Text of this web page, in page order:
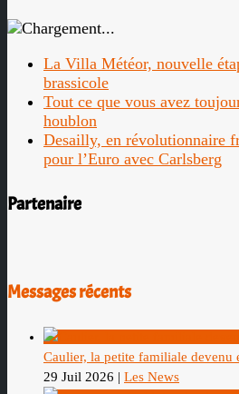
La Villa Météor, nouvelle
brassicole
Tout ce que vous avez
houblon
Desailly, en révolutionnaire
pour l’Euro avec Carlsberg
Partenaire
Messages récents
Caulier, la petite familiale devenu
29 Juil 2026 | Les News